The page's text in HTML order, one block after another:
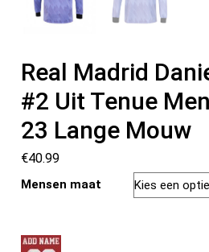
Real Madrid
#2 Uit Tenue
23 Lange Mouw
€40.99
Mensen maat